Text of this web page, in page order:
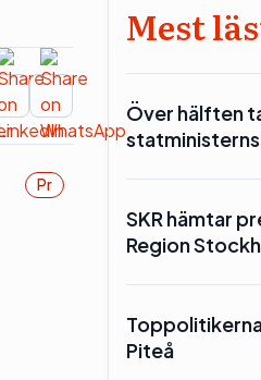
Pr
Mest
Över hälften
SKR hämtar
Region
Piteå